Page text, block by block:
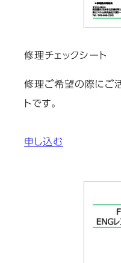
修理チェックシート
修理ご希望の際にご
トです。
申し込む